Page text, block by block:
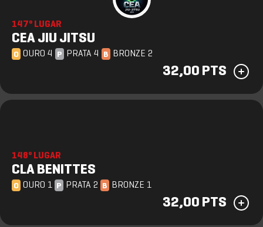
147º LUGAR
CEA JIU JITSU
O OURO 4 P PRATA 4 B BRONZE 2
32,00 PTS
148º LUGAR
CLA BENITTES
O OURO 1 P PRATA 2 B BRONZE 1
32,00 PTS